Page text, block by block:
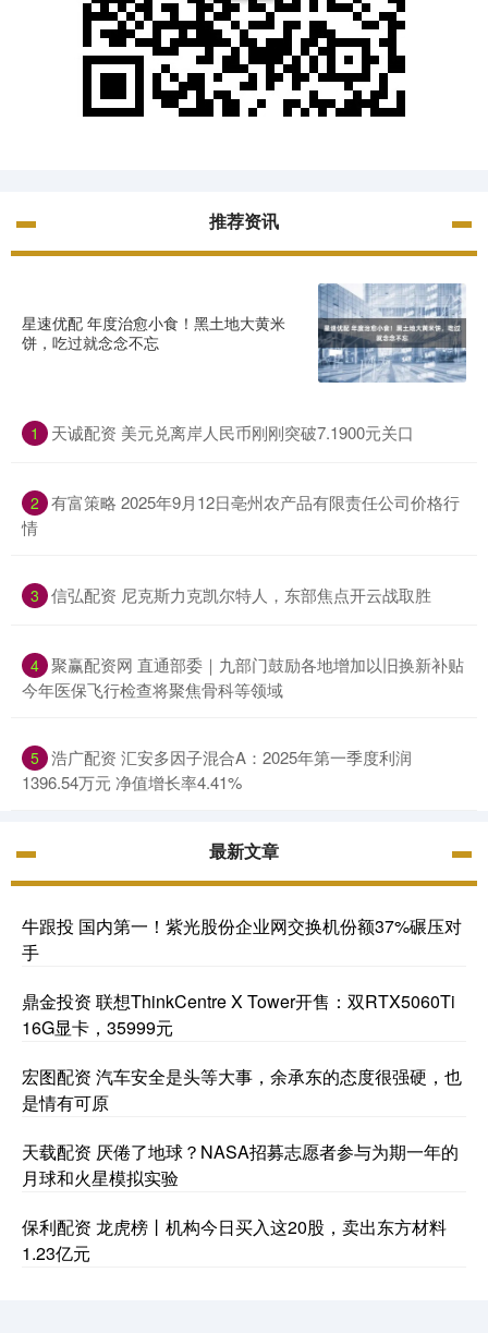
推荐资讯
星速优配 年度治愈小食！黑土地大黄米
饼，吃过就念念不忘
1 天诚配资 美元兑离岸人民币刚刚突破7.1900元关口
2 有富策略 2025年9月12日亳州农产品有限责任公司价格行
情
3 信弘配资 尼克斯力克凯尔特人，东部焦点开云战取胜
4 聚赢配资网 直通部委｜九部门鼓励各地增加以旧换新补贴
今年医保飞行检查将聚焦骨科等领域
5 浩广配资 汇安多因子混合A：2025年第一季度利润
1396.54万元 净值增长率4.41%
最新文章
牛跟投 国内第一！紫光股份企业网交换机份额37%碾压对
手
鼎金投资 联想ThinkCentre X Tower开售：双RTX5060Ti
16G显卡，35999元
宏图配资 汽车安全是头等大事，余承东的态度很强硬，也
是情有可原
天载配资 厌倦了地球？NASA招募志愿者参与为期一年的
月球和火星模拟实验
保利配资 龙虎榜丨机构今日买入这20股，卖出东方材料
1.23亿元